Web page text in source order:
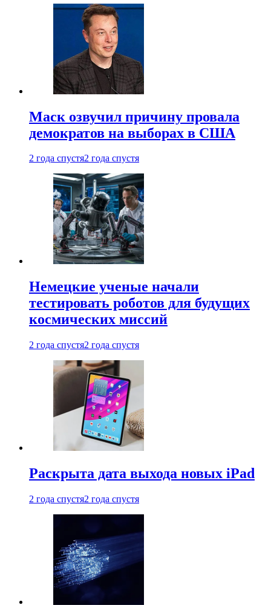
Маск озвучил причину провала
демократов на выборах в США
2 года спустя2 года спустя
Немецкие ученые начали
тестировать роботов для будущих
космических миссий
2 года спустя2 года спустя
Раскрыта дата выхода новых iPad
2 года спустя2 года спустя